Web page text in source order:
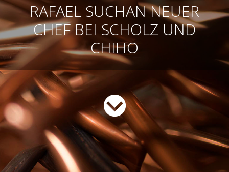
RAFAEL SUCHAN NEUER
CHEF BEI SCHOLZ UND
CHIHO